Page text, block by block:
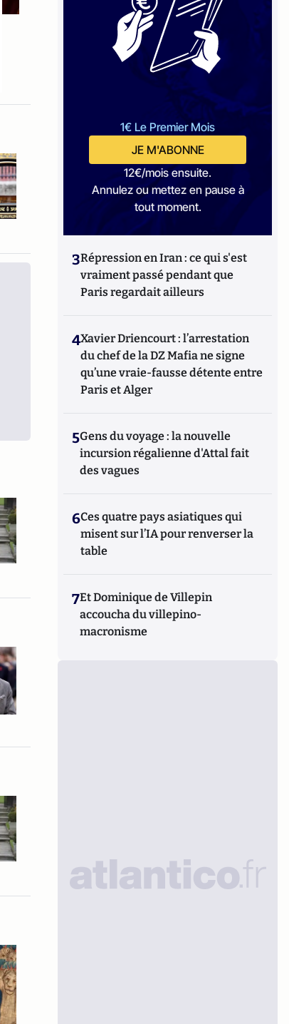
1€ Le Premier Mois
JE M'ABONNE
12€/mois ensuite.
Annulez ou mettez en pause à
tout moment.
3Répression en Iran : ce qui s'est
vraiment passé pendant que
Paris regardait ailleurs
4Xavier Driencourt : l’arrestation
du chef de la DZ Mafia ne signe
qu’une vraie-fausse détente entre
Paris et Alger
5Gens du voyage : la nouvelle
incursion régalienne d'Attal fait
des vagues
6Ces quatre pays asiatiques qui
misent sur l’IA pour renverser la
table
7Et Dominique de Villepin
accoucha du villepino-
macronisme